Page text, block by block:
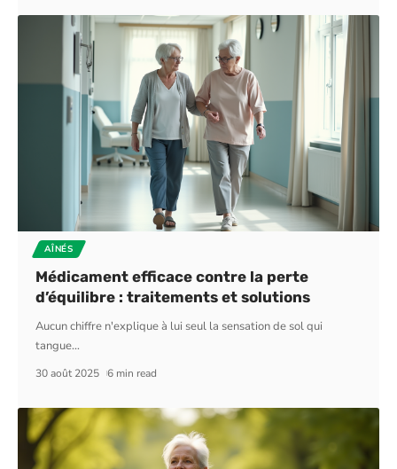
AÎNÉS
Médicament efficace contre la perte
d’équilibre : traitements et solutions
Aucun chiffre n'explique à lui seul la sensation de sol qui
tangue…
30 août 2025 6 min read